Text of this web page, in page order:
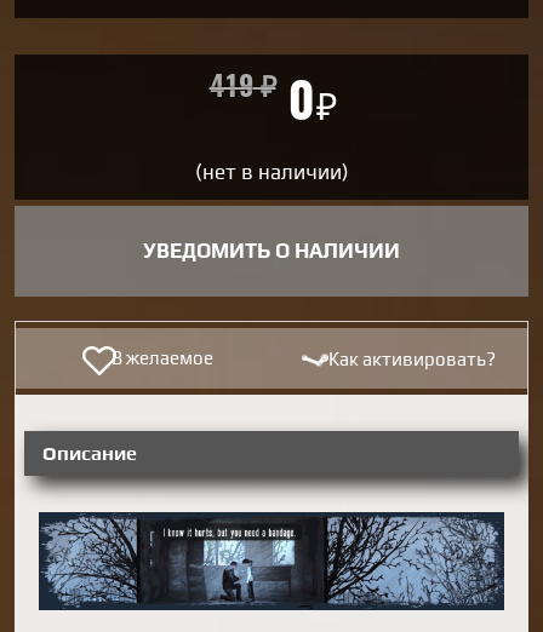
419₽ 0₽
(нет в наличии)
УВЕДОМИТЬ О НАЛИЧИИ
В желаемое Как активировать?
Описание